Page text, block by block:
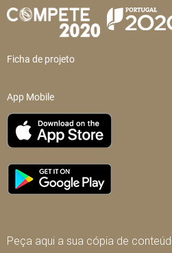
Ficha de projeto
App Mobile
Peça aqui a sua cópia de